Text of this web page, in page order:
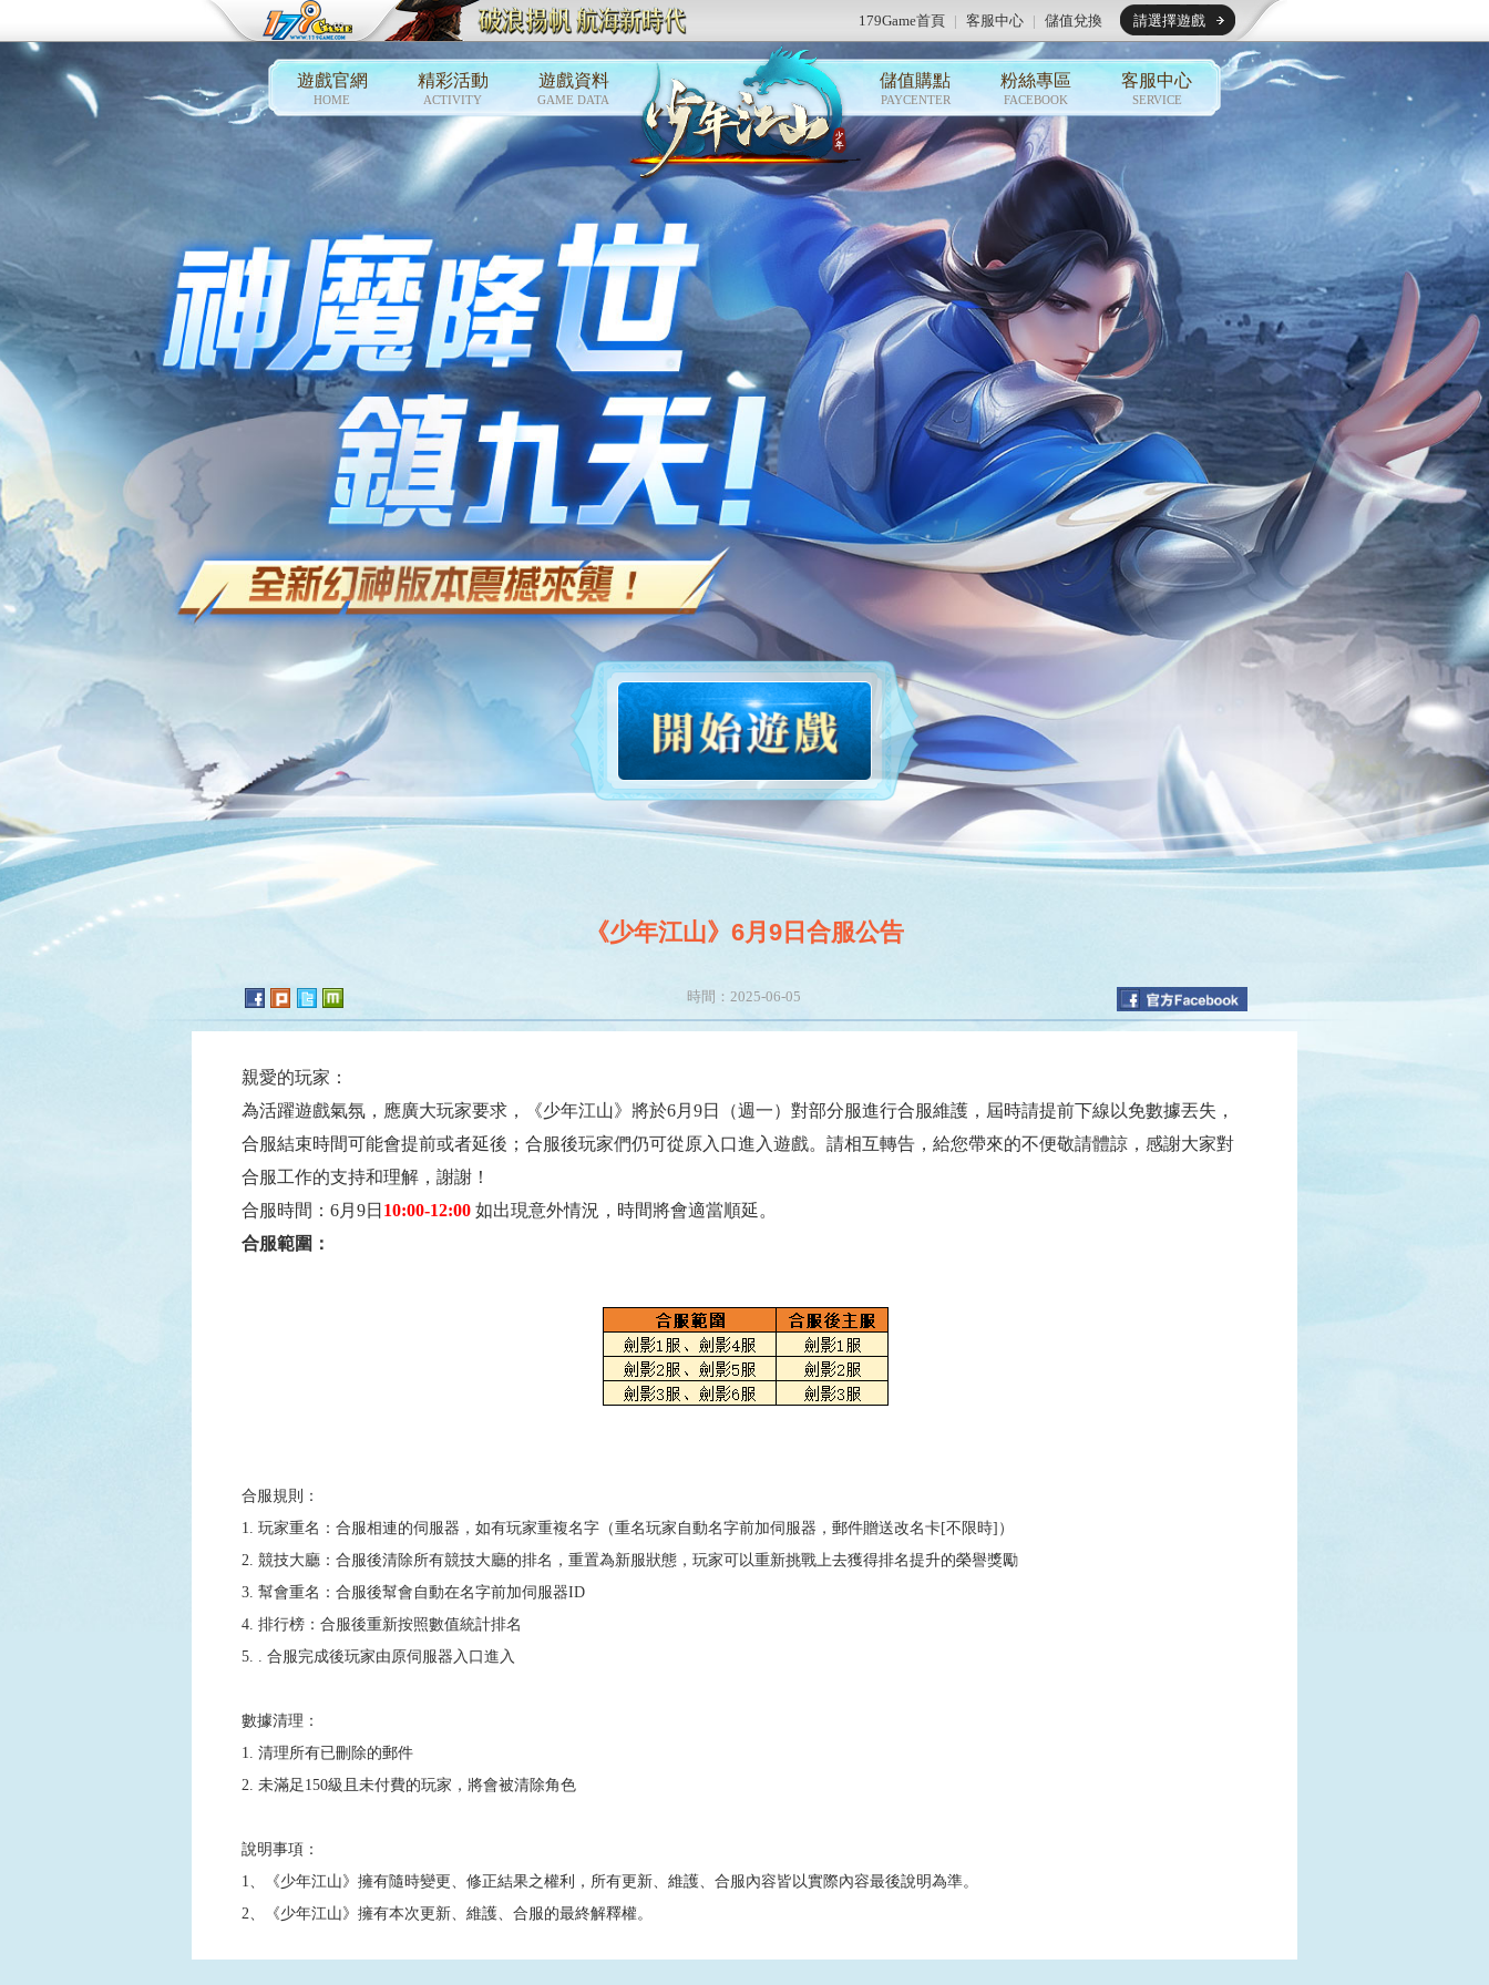
179Game首頁 | 客服中心 | 儲值兌換 請選擇遊戲
遊戲官網
HOME
精彩活動
ACTIVITY
遊戲資料
GAME DATA
儲值購點
PAYCENTER
粉絲專區
FACEBOOK
客服中心
SERVICE
《少年江山》6月9日合服公告
時間：2025-06-05
親愛的玩家：
為活躍遊戲氣氛，應廣大玩家要求，《少年江山》將於6月9日（週一）對部分服進行合服維護，屆時請提前下線以免數據丟失，
合服結束時間可能會提前或者延後；合服後玩家們仍可從原入口進入遊戲。請相互轉告，給您帶來的不便敬請體諒，感謝大家對
合服工作的支持和理解，謝謝！
合服時間：6月9日 10:00-12:00 如出現意外情況，時間將會適當順延。
合服範圍：
合服規則：
1. 玩家重名：合服相連的伺服器，如有玩家重複名字（重名玩家自動名字前加伺服器，郵件贈送改名卡[不限時]）
2. 競技大廳：合服後清除所有競技大廳的排名，重置為新服狀態，玩家可以重新挑戰上去獲得排名提升的榮譽獎勵
3. 幫會重名：合服後幫會自動在名字前加伺服器ID
4. 排行榜：合服後重新按照數值統計排名
5. . 合服完成後玩家由原伺服器入口進入
數據清理：
1. 清理所有已刪除的郵件
2. 未滿足150級且未付費的玩家，將會被清除角色
說明事項：
1、《少年江山》擁有隨時變更、修正結果之權利，所有更新、維護、合服內容皆以實際內容最後說明為準。
2、《少年江山》擁有本次更新、維護、合服的最終解釋權。